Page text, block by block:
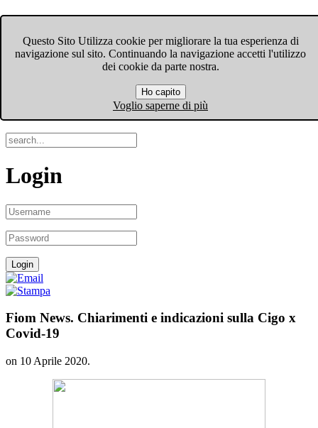
Questo Sito Utilizza cookie per migliorare la tua esperienza di
navigazione sul sito. Continuando la navigazione accetti l'utilizzo
dei cookie da parte nostra.
Ho capito
Voglio saperne di più
Menu
Login
Fiom News. Chiarimenti e indicazioni sulla Cigo x
Covid-19
on 10 Aprile 2020.